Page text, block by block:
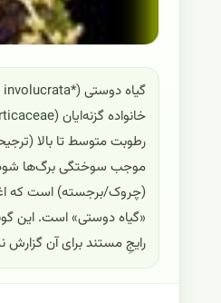
موجب سوختگی برگ‌ها شود.
(چروک/برجسته) است که
«گیاه دوستی» است. این
رایجِ مستند برای آن